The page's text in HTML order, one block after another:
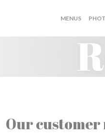
MENUS
Our